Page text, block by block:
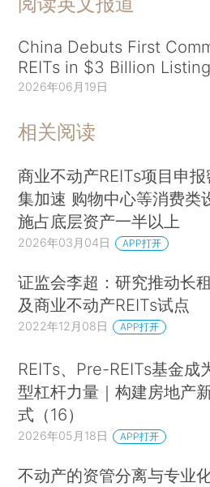
China Debuts First
REITs in $3 Billion
2026年06月19日
相关阅读
商业不动产REITs项目申报
集加速 购物中心等消费类
施占底层资产一半以上
2026年03月04日 APP打开
证监会李超：研究推动长
及商业不动产REITs试点
2022年12月08日 APP打开
REITs、Pre-REITs基金成
型杠杆力量｜构建房地产
式（16）
2026年05月18日 APP打开
不动产的资管分离与专业